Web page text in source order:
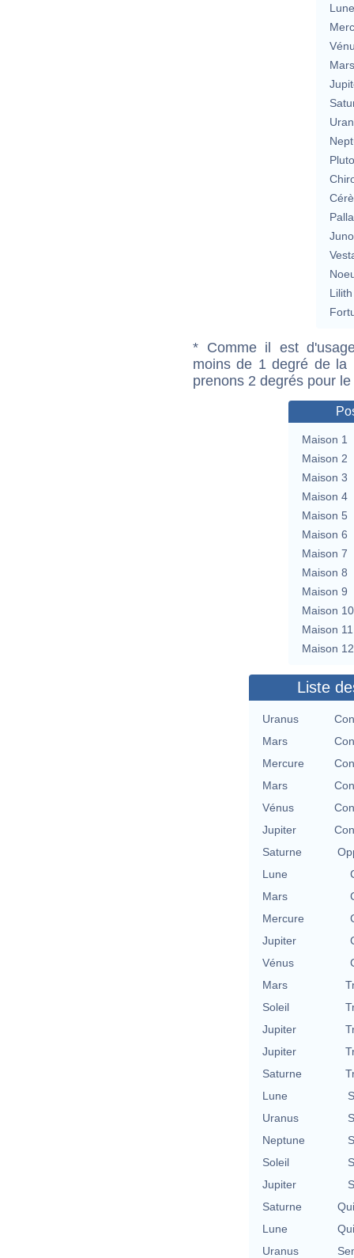
Lune
Mars
Lilith
* Comme il est
moins de 1 degré de la
prenons 2 degrés pour
Maison 1
Maison 2
Maison 3
Maison 4
Maison 5
Maison 6
Maison 7
Maison 8
Maison 9
Maison 10
Maison 11
Maison 12
Liste
Uranus
Mars
Mercure
Mars
Vénus
Jupiter
Saturne
Lune
Mars
Mercure
Jupiter
Vénus
Mars
Soleil
Jupiter
Jupiter
Saturne
Lune
Uranus
Neptune
Soleil
Jupiter
Saturne
Lune
Uranus